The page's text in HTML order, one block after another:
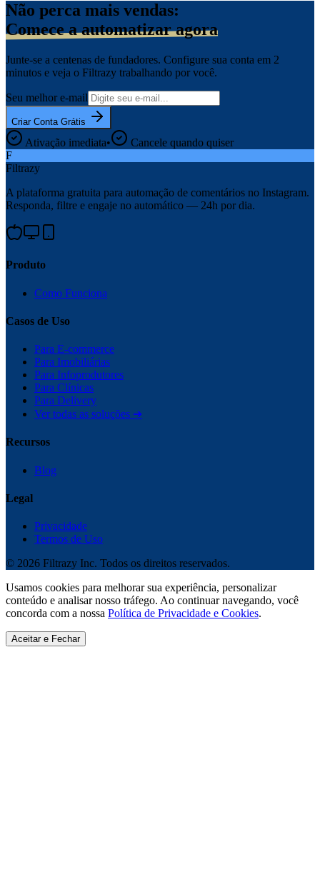
Não perca mais vendas:
Comece a automatizar agora
Junte-se a centenas de fundadores. Configure sua conta em 2
minutos e veja o Filtrazy trabalhando por você.
Seu melhor e-mail
Criar Conta Grátis
Ativação imediata•
Cancele quando quiser
F
Filtrazy
A plataforma gratuita para automação de comentários no Instagram.
Responda, filtre e engaje no automático — 24h por dia.
Produto
Como Funciona
Casos de Uso
Para E-commerce
Para Imobiliárias
Para Infoprodutores
Para Clínicas
Para Delivery
Ver todas as soluções ➔
Recursos
Blog
Legal
Privacidade
Termos de Uso
© 2026 Filtrazy Inc. Todos os direitos reservados.
Usamos cookies para melhorar sua experiência, personalizar
conteúdo e analisar nosso tráfego. Ao continuar navegando, você
concorda com a nossa Política de Privacidade e Cookies.
Aceitar e Fechar